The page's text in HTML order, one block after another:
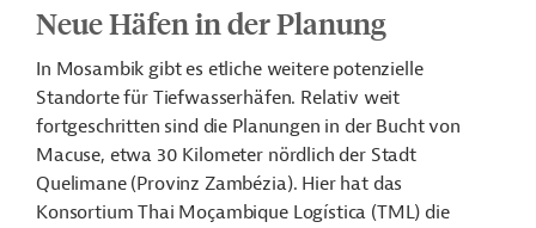
Neue Häfen in der Planung
In Mosambik gibt es etliche weitere potenzielle
Standorte für Tiefwasserhäfen. Relativ weit
fortgeschritten sind die Planungen in der Bucht von
Macuse, etwa 30 Kilometer nördlich der Stadt
Quelimane (Provinz Zambézia). Hier hat das
Konsortium Thai Moçambique Logística (TML) die